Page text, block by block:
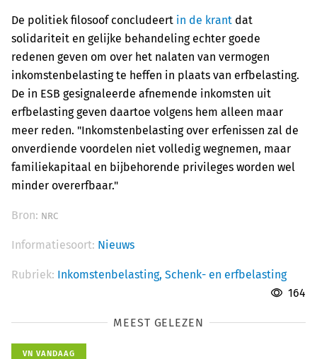
De politiek filosoof concludeert in de krant dat
solidariteit en gelijke behandeling echter goede
redenen geven om over het nalaten van vermogen
inkomstenbelasting te heffen in plaats van erfbelasting.
De in ESB gesignaleerde afnemende inkomsten uit
erfbelasting geven daartoe volgens hem alleen maar
meer reden. "Inkomstenbelasting over erfenissen zal de
onverdiende voordelen niet volledig wegnemen, maar
familiekapitaal en bijbehorende privileges worden wel
minder overerfbaar."
Bron: NRC
Informatiesoort: Nieuws
Rubriek: Inkomstenbelasting, Schenk- en erfbelasting
164
MEEST GELEZEN
VN VANDAAG